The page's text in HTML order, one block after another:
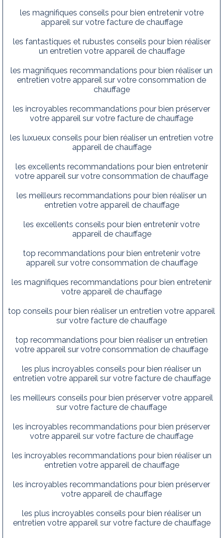
les magnifiques conseils pour bien entretenir votre
appareil sur votre facture de chauffage
les fantastiques et rubustes conseils pour bien réaliser
un entretien votre appareil de chauffage
les magnifiques recommandations pour bien réaliser un
entretien votre appareil sur votre consommation de
chauffage
les incroyables recommandations pour bien préserver
votre appareil sur votre facture de chauffage
les luxueux conseils pour bien réaliser un entretien votre
appareil de chauffage
les excellents recommandations pour bien entretenir
votre appareil sur votre consommation de chauffage
les meilleurs recommandations pour bien réaliser un
entretien votre appareil de chauffage
les excellents conseils pour bien entretenir votre
appareil de chauffage
top recommandations pour bien entretenir votre
appareil sur votre consommation de chauffage
les magnifiques recommandations pour bien entretenir
votre appareil de chauffage
top conseils pour bien réaliser un entretien votre appareil
sur votre facture de chauffage
top recommandations pour bien réaliser un entretien
votre appareil sur votre consommation de chauffage
les plus incroyables conseils pour bien réaliser un
entretien votre appareil sur votre facture de chauffage
les meilleurs conseils pour bien préserver votre appareil
sur votre facture de chauffage
les incroyables recommandations pour bien préserver
votre appareil sur votre facture de chauffage
les incroyables recommandations pour bien réaliser un
entretien votre appareil de chauffage
les incroyables recommandations pour bien préserver
votre appareil de chauffage
les plus incroyables conseils pour bien réaliser un
entretien votre appareil sur votre facture de chauffage